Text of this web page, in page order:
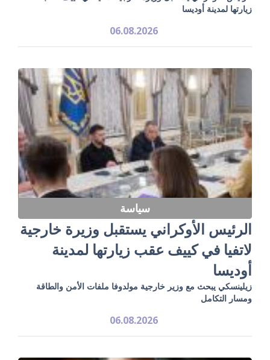
زيارتها لمدينة أوديسا
06.08.2026
سياسة
الرئيس الأوكراني يستقبل وزيرة خارجية
لاتفيا في كييف عقب زيارتها لمدينة
أوديسا
زيلينسكي يبحث مع وزير خارجية مولدوفا ملفات الأمن والطاقة
ومسار التكامل
06.08.2026